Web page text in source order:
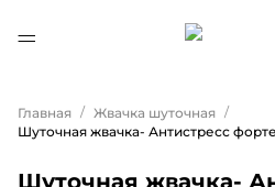
Главная / Жвачка шуточная /
Шуточная жвачка- Антистресс
Шуточная жвачка-